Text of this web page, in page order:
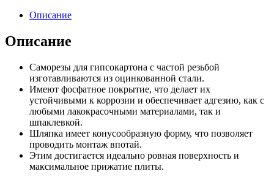
Описание
Описание
Саморезы для гипсокартона с частой резьбой
изготавливаются из оцинкованной стали.
Имеют фосфатное покрытие, что делает их
устойчивыми к коррозии и обеспечивает адгезию, как с
любыми лакокрасочными материалами, так и
шпаклевкой.
Шляпка имеет конусообразную форму, что позволяет
проводить монтаж впотай.
Этим достигается идеально ровная поверхность и
максимальное прижатие плиты.